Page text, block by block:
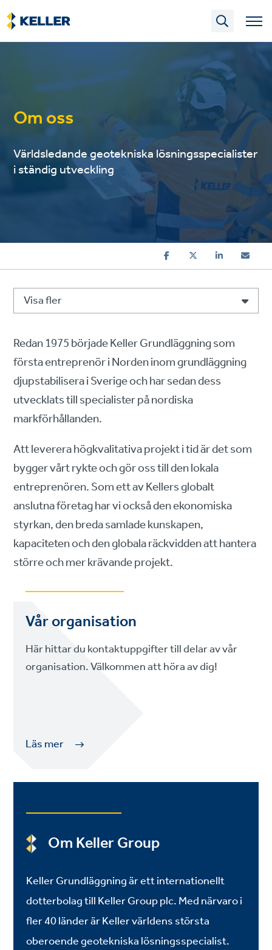
Skip
to
main
content
Om oss
Världsledande geotekniska lösningsspecialister
i ständig utveckling
Visa fler
Redan 1975 började Keller Grundläggning som
första entreprenör i Norden inom grundläggning
djupstabilisera i Sverige och har sedan dess
utvecklats till specialister på nordiska
markförhållanden.
Att leverera högkvalitativa projekt i tid är det som
bygger vårt rykte och gör oss till den lokala
entreprenören. Som ett av Kellers globalt
anslutna företag har vi också den ekonomiska
styrkan, den breda samlade kunskapen,
kapaciteten och den globala räckvidden att hantera
större och mer krävande projekt.
Vår organisation
Här hittar du kontaktuppgifter till delar av vår
organisation. Välkommen att höra av dig!
Läs mer
Om Keller Group
Keller Grundläggning är ett internationellt
dotterbolag till Keller Group plc. Med närvaro i
fler 40 länder är Keller världens största
oberoende geotekniska lösningsspecialist.